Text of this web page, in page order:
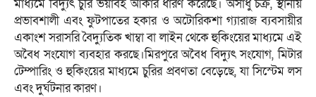
মাধ্যমে বিদ্যুৎ চুরি ভয়াবহ আকার ধারণ করেছে। অসাধু চক্র, স্থানীয়
প্রভাবশালী এবং ফুটপাতের হকার ও অটোরিকশা গ্যারাজ ব্যবসায়ীর
একাংশ সরাসরি বৈদ্যুতিক খাম্বা বা লাইন থেকে হুকিংয়ের মাধ্যমে এই
অবৈধ সংযোগ ব্যবহার করছে।মিরপুরে অবৈধ বিদ্যুৎ সংযোগ, মিটার
টেম্পারিং ও হুকিংয়ের মাধ্যমে চুরির প্রবণতা বেড়েছে, যা সিস্টেম লস
এবং দুর্ঘটনার কারণ।